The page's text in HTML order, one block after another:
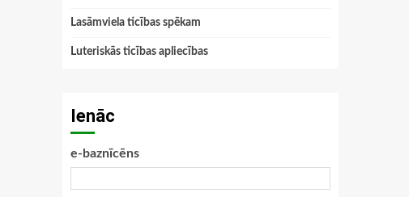
Lasāmviela ticības spēkam
Luteriskās ticības apliecības
Ienāc
e-baznīcēns